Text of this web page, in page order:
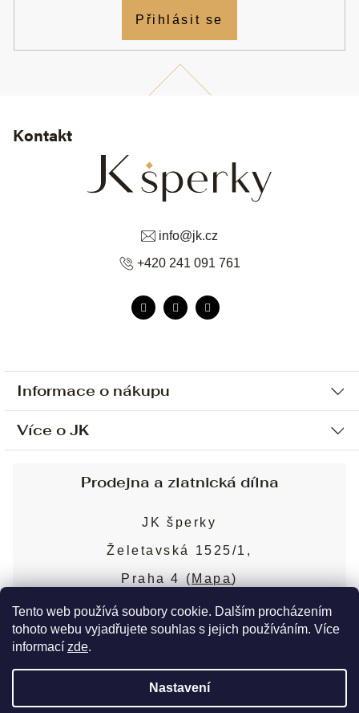
Tento web používá soubory cookie. Dalším procházením
tohoto webu vyjadřujete souhlas s jejich používáním. Více
informací zde.
Nastavení
Informace o nákupu
Ochrana osobních údajů
Sjednání osobní schůzky
Obchodní podmínky
Puncovní značky
Více o JK
Blog
Nejčastější dotazy
Kontakt
info@jk.cz
+420 241 091 761
Přihlásit se
Prodejna a zlatnická dílna
JK šperky
Želetavská 1525/1,
Praha 4 (Mapa)
Více o prodejně
Copyright 2026JK šperky. Všechna práva
Upravit nastavení cookies